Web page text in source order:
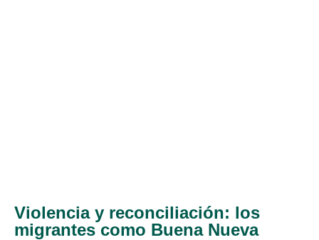
Violencia y reconciliación: los
migrantes como Buena Nueva